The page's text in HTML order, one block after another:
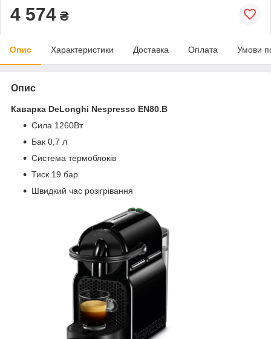
4 574 ₴
Опис Характеристики Доставка Оплата Умови
Опис
Каварка DeLonghi Nespresso EN80.B
Сила 1260Вт
Бак 0,7 л
Система термоблоків
Тиск 19 бар
Швидкий час розігрівання